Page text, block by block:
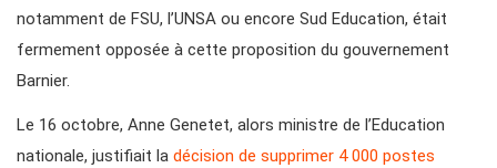
notamment de FSU, l’UNSA ou encore Sud Education, était
fermement opposée à cette proposition du gouvernement
Barnier.
Le 16 octobre, Anne Genetet, alors ministre de l’Education
nationale, justifiait la décision de supprimer 4 000 postes